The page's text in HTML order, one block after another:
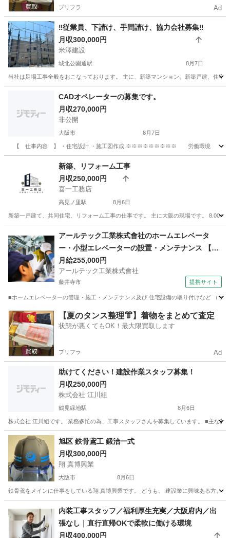
プリフラ Ad
‼️従業員、下請け、手間請け、協力会社募集‼️
月収300,000円
米澤建設
城北公園通駅 8月7日
当社は足場工事全般をおこなっております。 主に、新築マンション、新築戸建、住宅
城北公園通駅 足場
CADオペレーターの募集です。
月収270,000円
非公開
大阪市 8月7日
【 仕事内容 】 ・住宅設計 ・施工図作成 ※※※※※※※※※ 労働環境
CAD CADオペレーター
新築、リフォーム工事
月収250,000円
喜一工務店
高見ノ里駅 8月6日
新築一戸建て、共同住宅、リフォーム工事の仕事です。 主に大阪の現場です。 8.00
大工
アールテック工業株式會社のホームエレベータ
ー・小型エレベーターの設置・メンテナンス 【ボ
ーナス・賞与あり】
月給255,000円
アールテック工業株式會社
藤井寺市 提携サイト
■ホームエレベーターの管理・施工・メンテナンス及び 住宅設備の取り付けなど （
大阪 藤井寺市 鳶職
【夏のタンス整理👘】着物をまとめて査定
状態が悪くてもOK！最大限買取します
プリフラ Ad
助けてください！建設作業スタッフ募集！
月収250,000円
株式会社 江川組
鶴見緑地駅 8月6日
株式会社 江川組です。 業務多忙の為、工事スタッフさんを募集しています。 ■主
大阪 守口市 鶴見緑地駅 その他
旭区 鉄骨鳶工 鍛治一式
月収300,000円
翔 真博興業
大阪市 8月6日
鉄骨鳶をメインに仕事をしている翔 真博興業です。 どうも。 建設業に興味ある方、
鳶職 未経験
内装工事スタッフ／福利厚生充実／大阪府内／出
張なし｜直行直帰OKで柔軟に働ける環境
月収400,000円